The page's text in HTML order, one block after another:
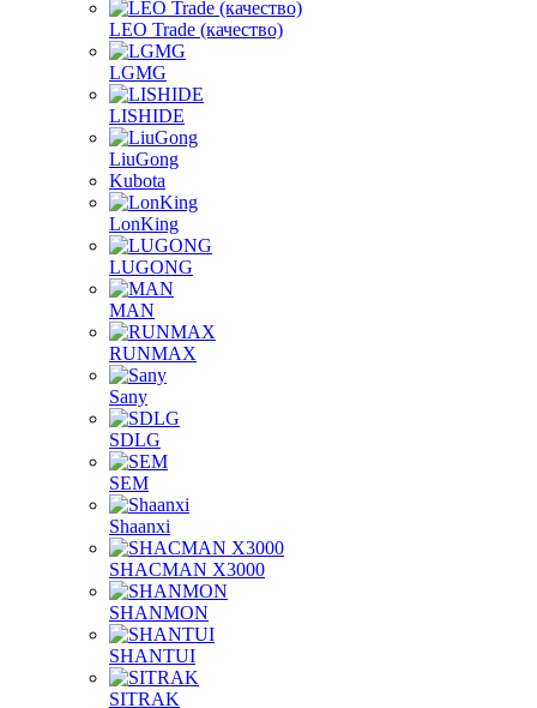
LEO Trade (качество)
LGMG
LISHIDE
LiuGong
Kubota
LonKing
LUGONG
MAN
RUNMAX
Sany
SDLG
SEM
Shaanxi
SHACMAN X3000
SHANMON
SHANTUI
SITRAK